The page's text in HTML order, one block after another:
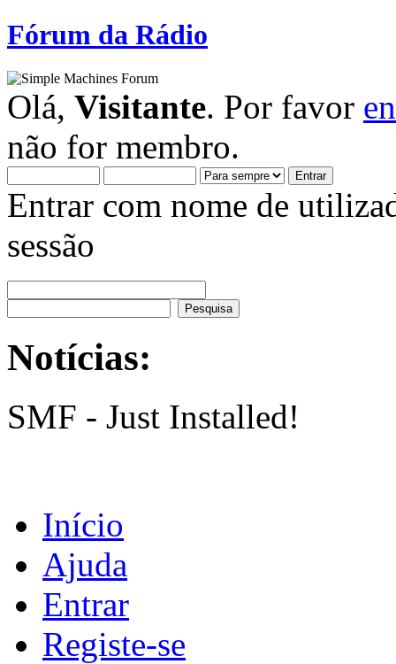
Fórum da Rádio
Olá, Visitante. Por favor
não for membro.
Entrar com nome de
sessão
Notícias:
SMF - Just Installed!
Início
Ajuda
Entrar
Registe-se